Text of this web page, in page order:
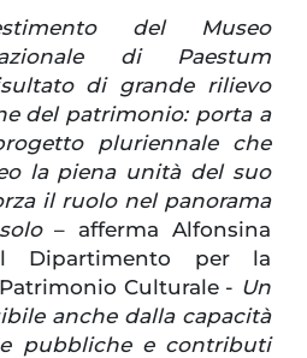
del Museo
di Paestum
di grande rilievo
del patrimonio: porta a
pluriennale che
la piena unità del suo
il ruolo nel panorama
– afferma Alfonsina
Dipartimento per la
Culturale - Un
anche dalla capacità
pubbliche e contributi